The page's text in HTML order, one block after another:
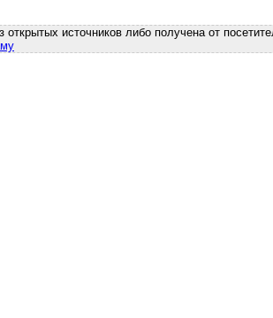
источников либо получена от